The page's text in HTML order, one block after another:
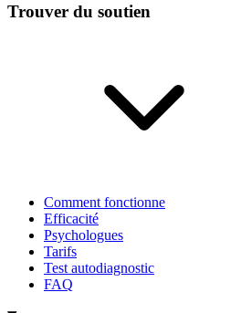
Trouver du soutien
Comment fonctionne
Efficacité
Psychologues
Tarifs
Test autodiagnostic
FAQ